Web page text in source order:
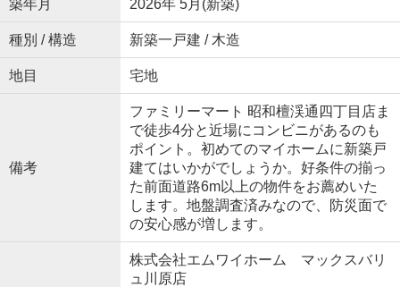
築年月 2026年 5月(新築)
種別 / 構造 新築一戸建 / 木造
地目 宅地
備考
ファミリーマート 昭和檀渓通四丁目店ま
で徒歩4分と近場にコンビニがあるのも
ポイント。初めてのマイホームに新築戸
建てはいかがでしょうか。好条件の揃っ
た前面道路6m以上の物件をお薦めいた
します。地盤調査済みなので、防災面で
の安心感が増します。
株式会社エムワイホーム マックスバリ
ュ川原店